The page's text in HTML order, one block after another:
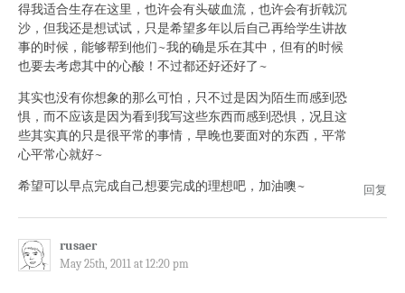
得我适合生存在这里，也许会有头破血流，也许会有折戟沉
沙，但我还是想试试，只是希望多年以后自己再给学生讲故
事的时候，能够帮到他们~我的确是乐在其中，但有的时候
也要去考虑其中的心酸！不过都还好还好了~
其实也没有你想象的那么可怕，只不过是因为陌生而感到恐
惧，而不应该是因为看到我写这些东西而感到恐惧，况且这
些其实真的只是很平常的事情，早晚也要面对的东西，平常
心平常心就好~
希望可以早点完成自己想要完成的理想吧，加油噢~ 回复
rusaer
May 25th, 2011 at 12:20 pm